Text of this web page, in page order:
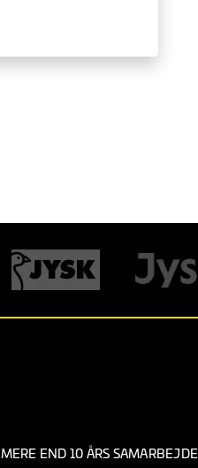
MERE END 10 ÅRS SAMARBEJDE